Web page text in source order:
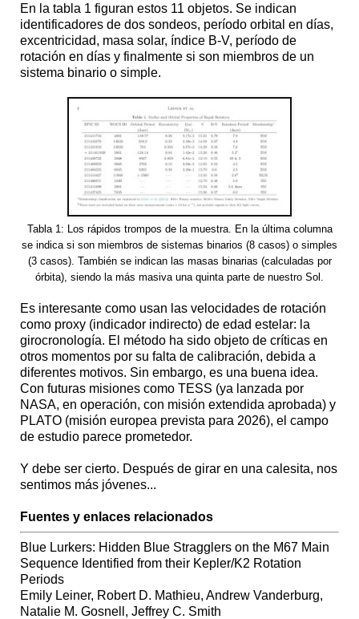
En la tabla 1 figuran estos 11 objetos. Se indican
identificadores de dos sondeos, período orbital en días,
excentricidad, masa solar, índice B-V, período de
rotación en días y finalmente si son miembros de un
sistema binario o simple.
Tabla 1: Los rápidos trompos de la muestra. En la última columna
se indica si son miembros de sistemas binarios (8 casos) o simples
(3 casos). También se indican las masas binarias (calculadas por
órbita), siendo la más masiva una quinta parte de nuestro Sol.
Es interesante como usan las velocidades de rotación
como proxy (indicador indirecto) de edad estelar: la
girocronología. El método ha sido objeto de críticas en
otros momentos por su falta de calibración, debida a
diferentes motivos. Sin embargo, es una buena idea.
Con futuras misiones como TESS (ya lanzada por
NASA, en operación, con misión extendida aprobada) y
PLATO (misión europea prevista para 2026), el campo
de estudio parece prometedor.
Y debe ser cierto. Después de girar en una calesita, nos
sentimos más jóvenes...
Fuentes y enlaces relacionados
Blue Lurkers: Hidden Blue Stragglers on the M67 Main
Sequence Identified from their Kepler/K2 Rotation
Periods
Emily Leiner, Robert D. Mathieu, Andrew Vanderburg,
Natalie M. Gosnell, Jeffrey C. Smith